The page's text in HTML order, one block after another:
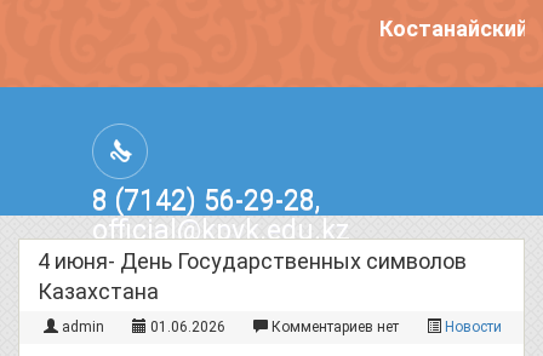
Костанайский
8 (7142) 56-29-28,
official@kpvk.edu.kz
г.Костанай, Проспект Кобыланды
Батыра, 3
4 июня- День Государственных символов
Казахстана
admin 01.06.2026 Комментариев нет Новости